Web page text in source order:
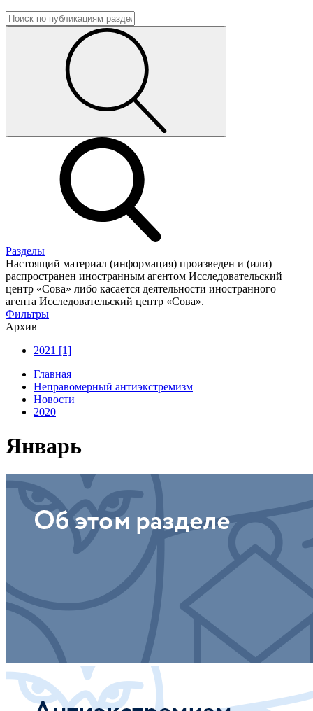
Разделы
Настоящий материал (информация) произведен и (или)
распространен иностранным агентом Исследовательский
центр «Сова» либо касается деятельности иностранного
агента Исследовательский центр «Сова».
Фильтры
Архив
2021 [1]
Главная
Неправомерный антиэкстремизм
Новости
2020
Январь